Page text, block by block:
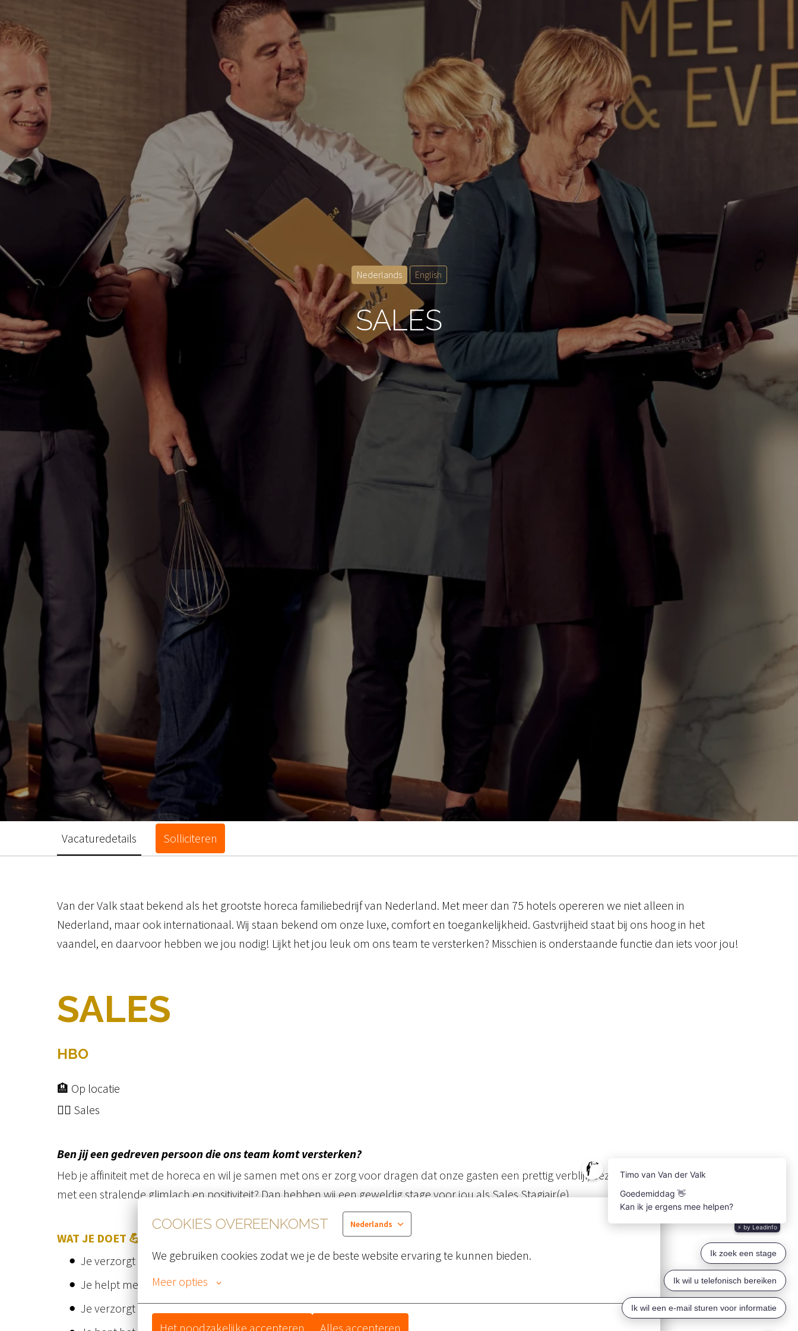
COOKIES OVEREENKOMST Nederlands
We gebruiken cookies zodat we je de beste website ervaring te kunnen bieden.
Meer opties
Het noodzakelijke accepteren Alles accepteren
Nederlands English
SALES
Vacaturedetails Solliciteren
Van der Valk staat bekend als het grootste horeca familiebedrijf van Nederland. Met meer dan 75 hotels opereren we niet alleen in
Nederland, maar ook internationaal. Wij staan bekend om onze luxe, comfort en toegankelijkheid. Gastvrijheid staat bij ons hoog in het
vaandel, en daarvoor hebben we jou nodig! Lijkt het jou leuk om ons team te versterken? Misschien is onderstaande functie dan iets voor jou!
SALES
HBO
🏨 Op locatie
🧑‍⚖️ Sales
Ben jij een gedreven persoon die ons team komt versterken?
Heb je affiniteit met de horeca en wil je samen met ons er zorg voor dragen dat onze gasten een prettig verblijf/bezoek hebben? Doe je dit
met een stralende glimlach en positiviteit? Dan hebben wij een geweldig stage voor jou als Sales Stagiair(e).
WAT JE DOET 💪
Je verzorgt bijeenkomsten, congressen, bruiloften, recepties en alle andere evenementen
Je helpt met het klaarzetten van de zalen
Je verzorgt de catering tijdens evenementen